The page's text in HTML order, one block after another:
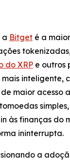
a Bitget é a
do XRP e outros
inteligente,
de maior
às finanças
ininterrupta.
a